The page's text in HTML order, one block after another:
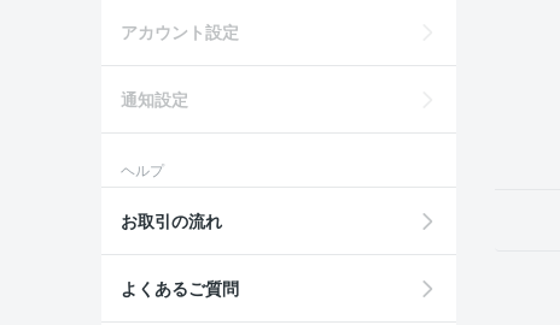
アカウント設定
通知設定
ヘルプ
お取引の流れ
よくあるご質問